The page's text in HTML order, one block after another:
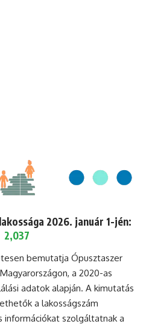
2026. január 1-jén:
2,037
bemutatja Ópusztaszer
a 2020-as
adatok alapján. A kimutatás
a lakosságszám
információkat szolgáltatnak a